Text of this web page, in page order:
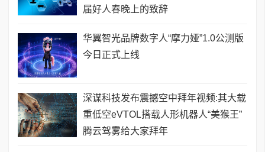
届好人春晚上的致辞
华翼智光品牌数字人“摩力娅”1.0公测版
今日正式上线
深谋科技发布震撼空中拜年视频:其大载
重低空eVTOL搭载人形机器人“美猴王”
腾云驾雾给大家拜年